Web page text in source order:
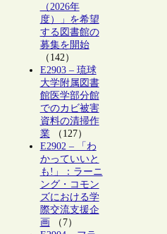
（2026年
度）」を希望
する図書館の
募集を開始
（142）
E2903 – 琉球
大学附属図書
館医学部分館
でのカビ被害
資料の清掃作
業（127）
E2902 – 「わ
かっていいと
も!」：ラーニ
ング・コモン
ズにおける学
際交流支援企
画（7）